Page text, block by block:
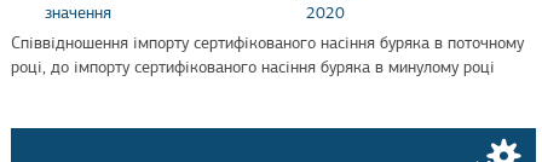
значення
2020
Співвідношення імпорту сертифікованого насіння буряка в поточному
році, до імпорту сертифікованого насіння буряка в минулому році